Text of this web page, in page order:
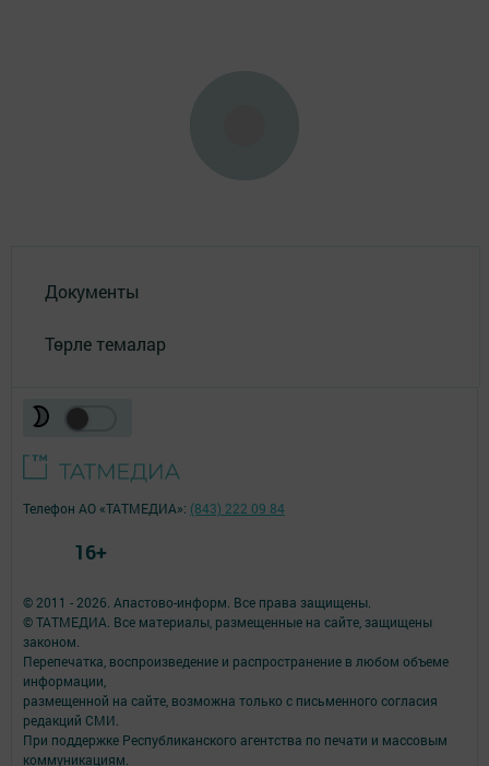
Документы
Төрле темалар
© 2011 - 2026. Апастово-информ. Все права защищены.
© ТАТМЕДИА. Все материалы, размещенные на сайте, защищены
законом.
Перепечатка, воспроизведение и распространение в любом объеме
информации,
размещенной на сайте, возможна только с письменного согласия
редакций СМИ.
При поддержке Республиканского агентства по печати и массовым
коммуникациям.
Телефон АО «ТАТМЕДИА»: (843) 222 09 84
16+